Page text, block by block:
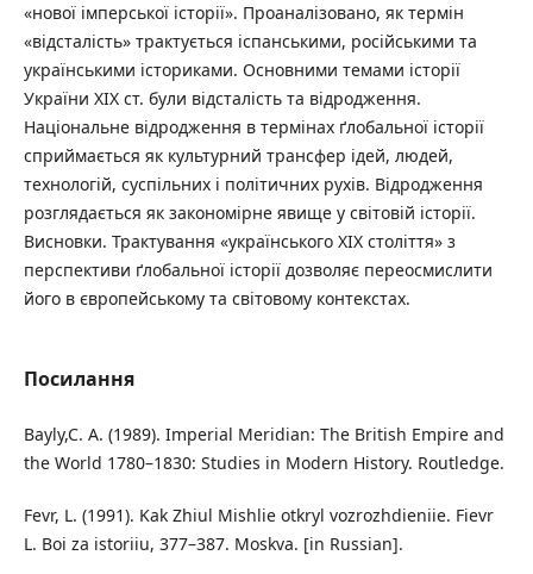
«нової імперської історії». Проаналізовано, як термін
«відсталість» трактується іспанськими, російськими та
українськими істориками. Основними темами історії
України XIX ст. були відсталість та відродження.
Національне відродження в термінах ґлобальної історії
сприймається як культурний трансфер ідей, людей,
технологій, суспільних і політичних рухів. Відродження
розглядається як закономірне явище у світовій історії.
Висновки. Трактування «українського XIX століття» з
перспективи ґлобальної історії дозволяє переосмислити
його в європейському та світовому контекстах.
Посилання
Bayly,C. A. (1989). Imperial Meridian: The British Empire and
the World 1780–1830: Studies in Modern History. Routledge.
Fevr, L. (1991). Kak Zhiul Mishlie otkryl vozrozhdieniie. Fievr
L. Boi za istoriiu, 377–387. Moskva. [in Russian].